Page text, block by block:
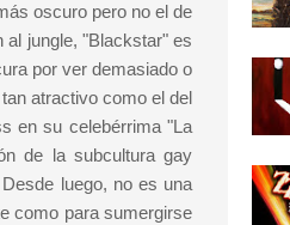
oscuro pero no el de
jungle, "Blackstar" es
por ver demasiado o
atractivo como el del
en su celebérrima "La
de la subcultura gay
luego, no es una
como para sumergirse